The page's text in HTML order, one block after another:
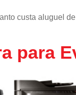
custa aluguel
para